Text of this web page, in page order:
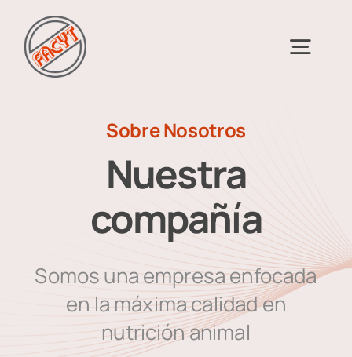
content
Sobre Nosotros
Productos
Inscripciones
Distribuidores
Sobre Nosotros
Nuestra
compañía
Somos una empresa enfocada
en la máxima calidad en
nutrición animal